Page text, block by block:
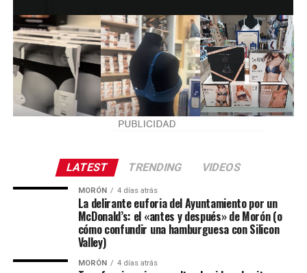
LATEST TRENDING VIDEOS
MORÓN 4 días atrás
La delirante euforia del Ayuntamiento por un
McDonald’s: el «antes y después» de Morón (o
cómo confundir una hamburguesa con Silicon
Valley)
MORÓN 4 días atrás